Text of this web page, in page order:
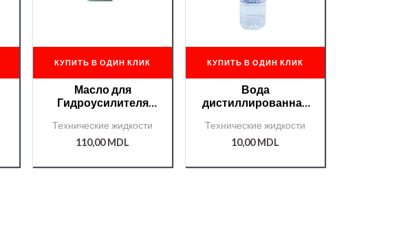
КУПИТЬ В ОДИН КЛИК
Масло для
Гидроусилителя
/36624/
Технические жидкости
110,00MDL
КУПИТЬ В ОДИН КЛИК
Вода
дистиллированная
Технические жидкости
10,00MDL